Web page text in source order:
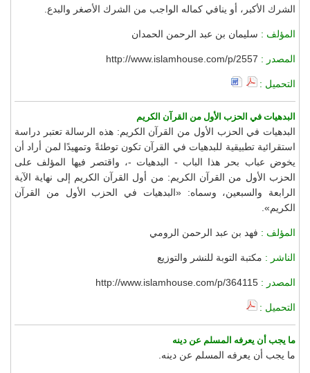
الشرك الأكبر، أو ينافي كماله الواجب من الشرك الأصغر والبدع.
المؤلف : سليمان بن عبد الرحمن الحمدان
المصدر : http://www.islamhouse.com/p/2557
التحميل :
البدهيات في الحزب الأول من القرآن الكريم
البدهيات في الحزب الأول من القرآن الكريم: هذه الرسالة تعتبر دراسة
استقرائية تطبيقية للبدهيات في القرآن تكون توطئةً وتمهيدًا لمن أراد أن
يخوض عباب بحر هذا الباب - البدهيات -، واقتصر فيها المؤلف على
الحزب الأول من القرآن الكريم: من أول القرآن الكريم إلى نهاية الآية
الرابعة والسبعين، وسماه: «البدهيات في الحزب الأول من القرآن
الكريم».
المؤلف : فهد بن عبد الرحمن الرومي
الناشر : مكتبة التوبة للنشر والتوزيع
المصدر : http://www.islamhouse.com/p/364115
التحميل :
ما يجب أن يعرفه المسلم عن دينه
ما يجب أن يعرفه المسلم عن دينه.